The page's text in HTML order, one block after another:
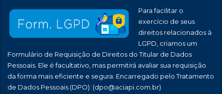
Para facilitar o
exercício de seus
direitos relacionados à
LGPD, criamos um
Formulário de Requisição de Direitos do Titular de Dados
Pessoais. Ele é facultativo, mas permitirá avaliar sua requisição
da forma mais eficiente e segura: Encarregado pelo Tratamento
de Dados Pessoais (DPO): (dpo@aciapi.com.br)